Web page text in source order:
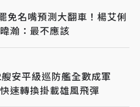
免名嘴預測大翻車！楊艾俐
瀚：最不應該
安平級巡防艦全數成軍
速轉換掛載雄風飛彈